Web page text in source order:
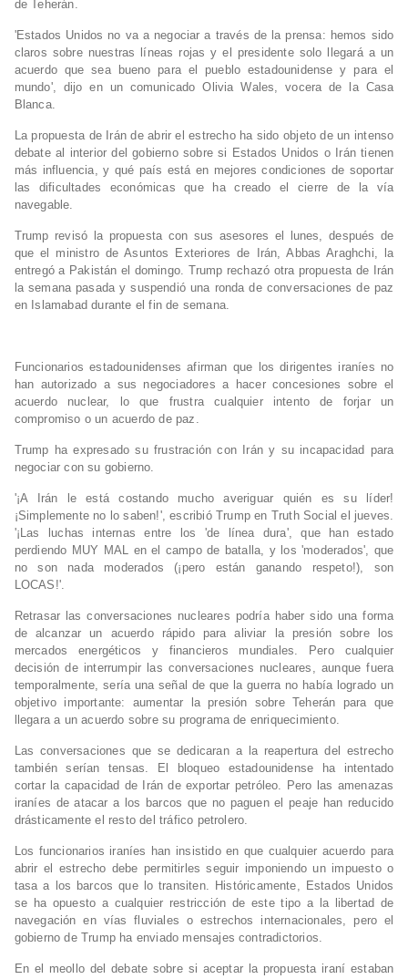
de Teherán.
'Estados Unidos no va a negociar a través de la prensa: hemos sido
claros sobre nuestras líneas rojas y el presidente solo llegará a un
acuerdo que sea bueno para el pueblo estadounidense y para el
mundo', dijo en un comunicado Olivia Wales, vocera de la Casa
Blanca.
La propuesta de Irán de abrir el estrecho ha sido objeto de un intenso
debate al interior del gobierno sobre si Estados Unidos o Irán tienen
más influencia, y qué país está en mejores condiciones de soportar
las dificultades económicas que ha creado el cierre de la vía
navegable.
Trump revisó la propuesta con sus asesores el lunes, después de
que el ministro de Asuntos Exteriores de Irán, Abbas Araghchi, la
entregó a Pakistán el domingo. Trump rechazó otra propuesta de Irán
la semana pasada y suspendió una ronda de conversaciones de paz
en Islamabad durante el fin de semana.
Funcionarios estadounidenses afirman que los dirigentes iraníes no
han autorizado a sus negociadores a hacer concesiones sobre el
acuerdo nuclear, lo que frustra cualquier intento de forjar un
compromiso o un acuerdo de paz.
Trump ha expresado su frustración con Irán y su incapacidad para
negociar con su gobierno.
'¡A Irán le está costando mucho averiguar quién es su líder!
¡Simplemente no lo saben!', escribió Trump en Truth Social el jueves.
'¡Las luchas internas entre los 'de línea dura', que han estado
perdiendo MUY MAL en el campo de batalla, y los 'moderados', que
no son nada moderados (¡pero están ganando respeto!), son
LOCAS!'.
Retrasar las conversaciones nucleares podría haber sido una forma
de alcanzar un acuerdo rápido para aliviar la presión sobre los
mercados energéticos y financieros mundiales. Pero cualquier
decisión de interrumpir las conversaciones nucleares, aunque fuera
temporalmente, sería una señal de que la guerra no había logrado un
objetivo importante: aumentar la presión sobre Teherán para que
llegara a un acuerdo sobre su programa de enriquecimiento.
Las conversaciones que se dedicaran a la reapertura del estrecho
también serían tensas. El bloqueo estadounidense ha intentado
cortar la capacidad de Irán de exportar petróleo. Pero las amenazas
iraníes de atacar a los barcos que no paguen el peaje han reducido
drásticamente el resto del tráfico petrolero.
Los funcionarios iraníes han insistido en que cualquier acuerdo para
abrir el estrecho debe permitirles seguir imponiendo un impuesto o
tasa a los barcos que lo transiten. Históricamente, Estados Unidos
se ha opuesto a cualquier restricción de este tipo a la libertad de
navegación en vías fluviales o estrechos internacionales, pero el
gobierno de Trump ha enviado mensajes contradictorios.
En el meollo del debate sobre si aceptar la propuesta iraní estaban